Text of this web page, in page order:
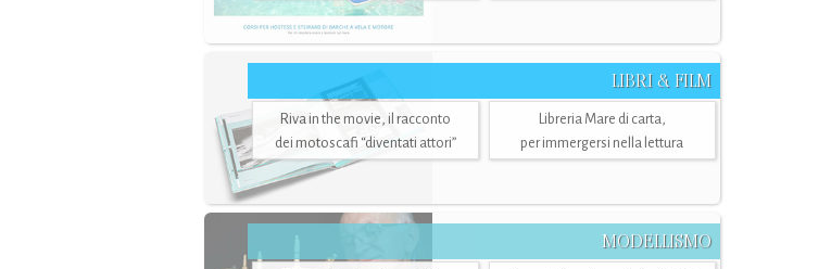
LIBRI & FILM
Riva in the movie, il racconto
dei motoscafi “diventati attori”
Libreria Mare di carta,
per immergersi nella lettura
MODELLISMO